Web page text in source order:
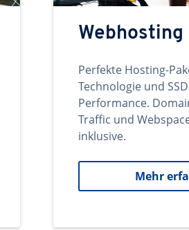
Webhosting
Perfekte Hosting-
Technologie und
Performance.
Traffic und
inklusive.
Mehr